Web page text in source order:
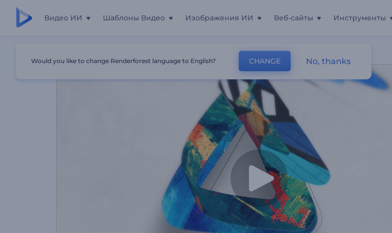
Видео ИИ Шаблоны Видео Изображения ИИ Веб-сайты Инструменты
Анимация Лого: Смена Текстуры В 3D
Would you like to change Renderforest language to English? CHANGE No, thanks